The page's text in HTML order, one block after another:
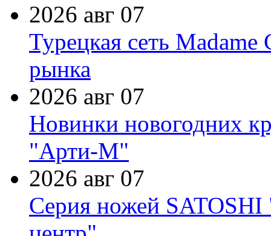
2026 авг 07
Турецкая сеть Madame
рынка
2026 авг 07
Новинки новогодних
"Арти-М"
2026 авг 07
Серия ножей